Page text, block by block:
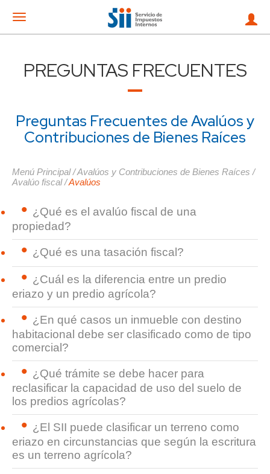
PREGUNTAS FRECUENTES
Preguntas Frecuentes de Avalúos y
Contribuciones de Bienes Raíces
Menú Principal/Avalúos y Contribuciones de Bienes Raíces /
Avalúo fiscal/Avalúos
¿Qué es el avalúo fiscal de una
propiedad?
¿Qué es una tasación fiscal?
¿Cuál es la diferencia entre un predio
eriazo y un predio agrícola?
¿En qué casos un inmueble con destino
habitacional debe ser clasificado como de tipo
comercial?
¿Qué trámite se debe hacer para
reclasificar la capacidad de uso del suelo de
los predios agrícolas?
¿El SII puede clasificar un terreno como
eriazo en circunstancias que según la escritura
es un terreno agrícola?
Mostrar
menu